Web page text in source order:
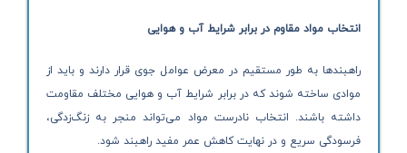
انتخاب مواد مقاوم در برابر شرایط آب و هوایی
راهبندها به طور مستقیم در معرض عوامل جوی قرار دارند و باید از
موادی ساخته شوند که در برابر شرایط آب و هوایی مختلف مقاومت
داشته باشند. انتخاب نادرست مواد می‌تواند منجر به زنگ‌زدگی،
فرسودگی سریع و در نهایت کاهش عمر مفید راهبند شود.